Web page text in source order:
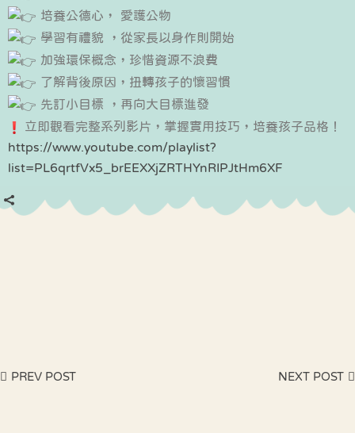
培養公德心， 愛護公物
學習有禮貌 ，從家長以身作則開始
加強環保概念，珍惜資源不浪費
了解背後原因，扭轉孩子的懷習慣
先訂小目標 ，再向大目標進發
立即觀看完整系列影片，掌握實用技巧，培養孩子品格！
https://www.youtube.com/playlist?
list=PL6qrtfVx5_brEEXXjZRTHYnRIPJtHm6XF
PREV POST NEXT POST